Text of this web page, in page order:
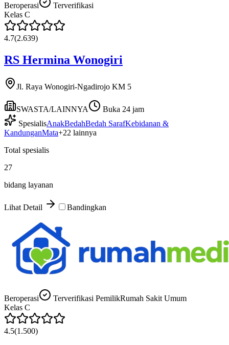
Beroperasi
Terverifikasi
Kelas C
4.7(2.639)
RS Hermina Wonogiri
Jl. Raya Wonogiri-Ngadirojo KM 5
SWASTA/LAINNYA
Buka 24 jam
SpesialisAnakBedahBedah SarafKebidanan &
KandunganMata+22 lainnya
Total spesialis
27
bidang layanan
Lihat Detail Bandingkan
Beroperasi Terverifikasi PemilikRumah Sakit Umum
Kelas C
4.5(1.500)